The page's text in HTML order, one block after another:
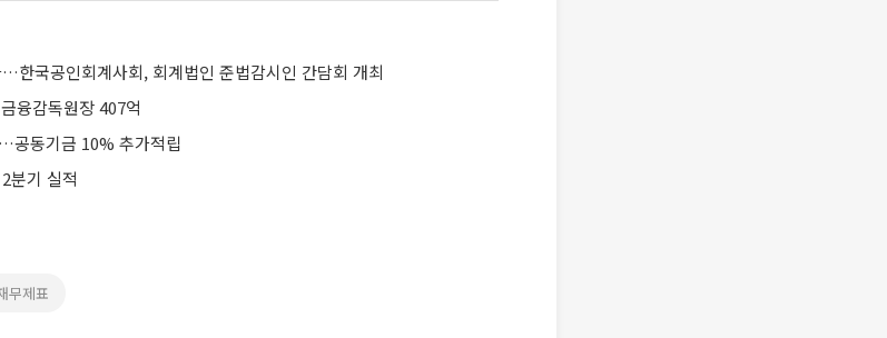
한국공인회계사회, 회계법인 준법감시인 간담회 개최
융감독원장 407억
공동기금 10% 추가적립
분기 실적
무제표